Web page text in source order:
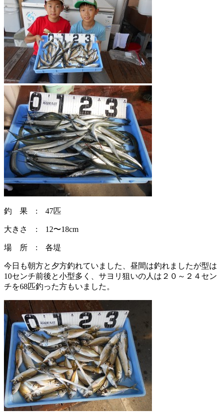
釣 果 : 47匹
大きさ : 12〜18cm
場 所 : 各堤
今日も朝方と夕方釣れていました、昼間は釣れましたが型は
10センチ前後と小型多く、サヨリ狙いの人は２０～２４セン
チを68匹釣った方もいました。